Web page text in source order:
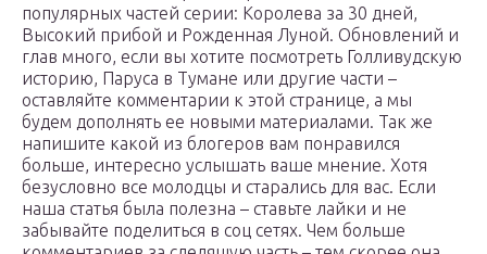
популярных частей серии: Королева за 30 дней,
Высокий прибой и Рожденная Луной. Обновлений и
глав много, если вы хотите посмотреть Голливудскую
историю, Паруса в Тумане или другие части –
оставляйте комментарии к этой странице, а мы
будем дополнять ее новыми материалами. Так же
напишите какой из блогеров вам понравился
больше, интересно услышать ваше мнение. Хотя
безусловно все молодцы и старались для вас. Если
наша статья была полезна – ставьте лайки и не
забывайте поделиться в соц сетях. Чем больше